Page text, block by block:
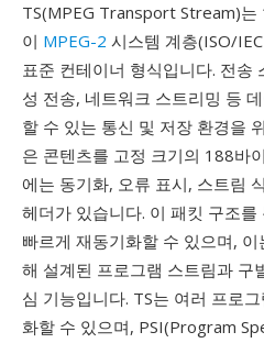
TS(MPEG Transport Stream)
이 MPEG-2 시스템 계층(ISO/
표준 컨테이너 형식입니다. 전송
성 전송, 네트워크 스트리밍 등
할 수 있는 통신 및 저장 환경을
은 콘텐츠를 고정 크기의 188바
에는 동기화, 오류 표시, 스트림
헤더가 있습니다. 이 패킷 구조
빠르게 재동기화할 수 있으며,
해 설계된 프로그램 스트림과 구
심 기능입니다. TS는 여러 프로
화할 수 있으며, PSI(Program